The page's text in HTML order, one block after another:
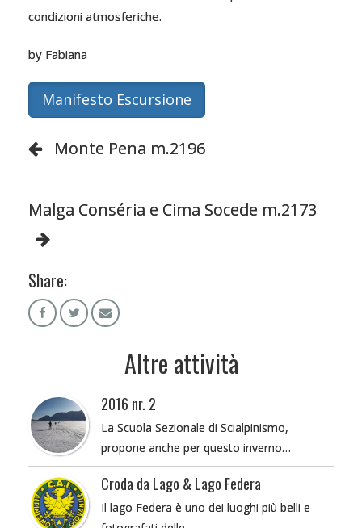
condizioni atmosferiche.
by Fabiana
Manifesto Escursione
Monte Pena m.2196
Malga Conséria e Cima Socede m.2173
Share:
Altre attività
2016 nr. 2
La Scuola Sezionale di Scialpinismo,
propone anche per questo inverno…
Croda da Lago & Lago Federa
Il lago Federa è uno dei luoghi più belli e